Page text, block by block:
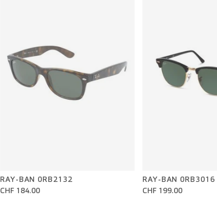
RAY-BAN 0RB2132
CHF 184.00
RAY-BAN 0RB3016
CHF 199.00